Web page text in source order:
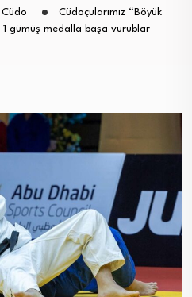
Cüdo
Cüdoçularımız “Böyük
1 gümüş medalla başa vurublar